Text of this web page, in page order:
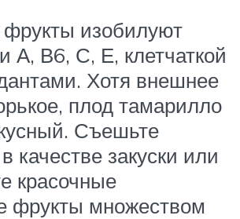
изобилуют
А, В6, С, Е, клетчаткой
Хотя внешнее
плод тамарилло
Съешьте
качестве закуски или
красочные
фрукты множеством